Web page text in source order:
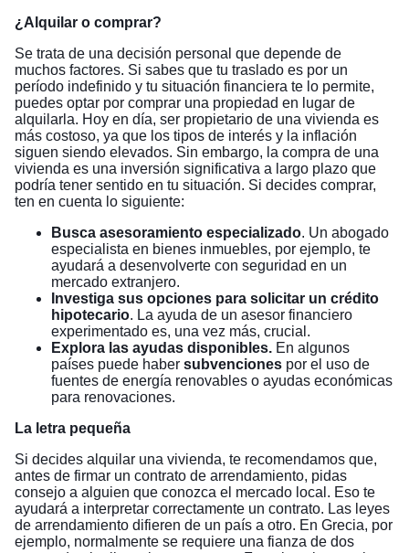
¿Alquilar o comprar?
Se trata de una decisión personal que depende de
muchos factores. Si sabes que tu traslado es por un
período indefinido y tu situación financiera te lo permite,
puedes optar por comprar una propiedad en lugar de
alquilarla. Hoy en día, ser propietario de una vivienda es
más costoso, ya que los tipos de interés y la inflación
siguen siendo elevados. Sin embargo, la compra de una
vivienda es una inversión significativa a largo plazo que
podría tener sentido en tu situación. Si decides comprar,
ten en cuenta lo siguiente:
Busca asesoramiento especializado. Un abogado
especialista en bienes inmuebles, por ejemplo, te
ayudará a desenvolverte con seguridad en un
mercado extranjero.
Investiga sus opciones para solicitar un crédito
hipotecario. La ayuda de un asesor financiero
experimentado es, una vez más, crucial.
Explora las ayudas disponibles. En algunos
países puede haber subvenciones por el uso de
fuentes de energía renovables o ayudas económicas
para renovaciones.
La letra pequeña
Si decides alquilar una vivienda, te recomendamos que,
antes de firmar un contrato de arrendamiento, pidas
consejo a alguien que conozca el mercado local. Eso te
ayudará a interpretar correctamente un contrato. Las leyes
de arrendamiento difieren de un país a otro. En Grecia, por
ejemplo, normalmente se requiere una fianza de dos